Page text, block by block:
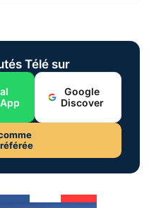
Télé sur
Google
Discover